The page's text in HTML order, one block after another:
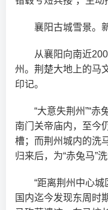
襄阳古城雪景。
从襄阳向南近
州。荆楚大地上的马
印记。
“大意失荆州”“赤
南门关帝庙内，至今
槽；而荆州城内的洗
归来后，为“赤兔马”
“距离荆州中心
国内迄今发现东周时